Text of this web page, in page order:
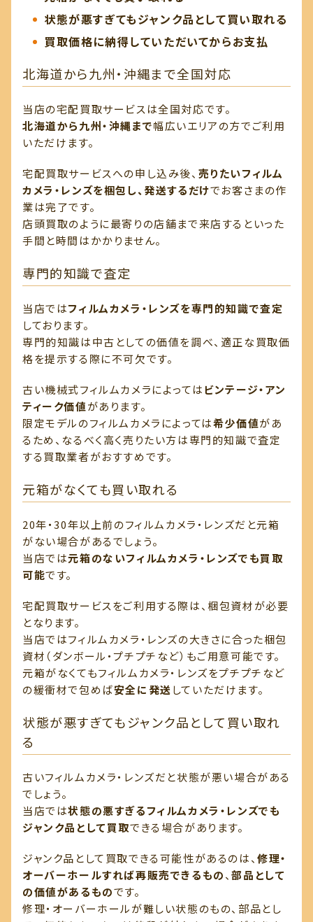
状態が悪すぎてもジャンク品として買い取れる
買取価格に納得していただいてからお支払
北海道から九州・沖縄まで全国対応
当店の宅配買取サービスは全国対応です。
北海道から九州・沖縄まで幅広いエリアの方でご利用
いただけます。
宅配買取サービスへの申し込み後、 売りたいフィルム
カメラ・レンズを梱包し、発送するだけでお客さまの作
業は完了です。
店頭買取のように最寄りの店舗まで来店するといった
手間と時間はかかりません。
専門的知識で査定
当店ではフィルムカメラ・レンズを専門的知識で査定
しております。
専門的知識は中古としての価値を調べ、適正な買取価
格を提示する際に不可欠です。
古い機械式フィルムカメラによってはビンテージ・アン
ティーク価値があります。
限定モデルのフィルムカメラによっては希少価値があ
るため、なるべく高く売りたい方は専門的知識で査定
する買取業者がおすすめです。
元箱がなくても買い取れる
20年・30年以上前のフィルムカメラ・レンズだと元箱
がない場合があるでしょう。
当店では元箱のないフィルムカメラ・レンズでも買取
可能です。
宅配買取サービスをご利用する際は、梱包資材が必要
となります。
当店ではフィルムカメラ・レンズの大きさに合った梱包
資材（ダンボール・プチプチなど）もご用意可能です。
元箱がなくてもフィルムカメラ・レンズをプチプチなど
の緩衝材で包めば安全に発送 していただけます。
状態が悪すぎてもジャンク品として買い取れ
る
古いフィルムカメラ・レンズだと状態が悪い場合がある
でしょう。
当店では状態の悪すぎるフィルムカメラ・レンズでも
ジャンク品として買取できる場合があります。
ジャンク品として買取できる可能性があるのは、修理・
オーバーホールすれば再販売できるもの、部品として
の価値があるものです。
修理・オーバーホールが難しい状態のもの、部品とし